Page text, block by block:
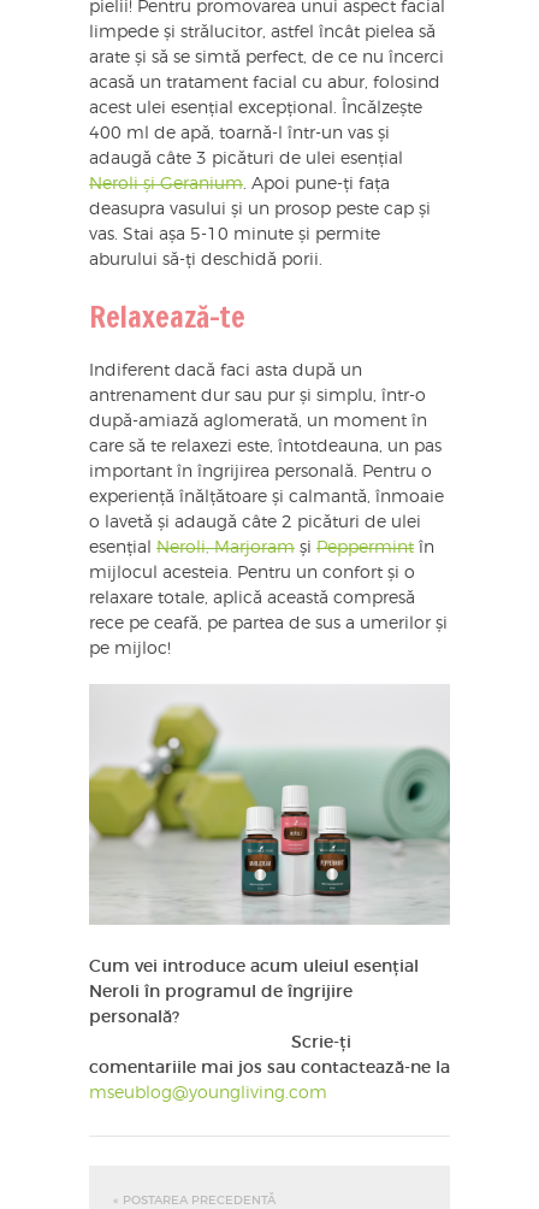
pielii! Pentru promovarea unui aspect facial
limpede și strălucitor, astfel încât pielea să
arate și să se simtă perfect, de ce nu încerci
acasă un tratament facial cu abur, folosind
acest ulei esențial excepțional. Încălzește
400 ml de apă, toarnă-l într-un vas și
adaugă câte 3 picături de ulei esențial
Neroli și Geranium. Apoi pune-ți fața
deasupra vasului și un prosop peste cap și
vas. Stai așa 5-10 minute și permite
aburului să-ți deschidă porii.
Relaxează-te
Indiferent dacă faci asta după un
antrenament dur sau pur și simplu, într-o
după-amiază aglomerată, un moment în
care să te relaxezi este, întotdeauna, un pas
important în îngrijirea personală. Pentru o
experiență înălțătoare și calmantă, înmoaie
o lavetă și adaugă câte 2 picături de ulei
esențial Neroli, Marjoram și Peppermint în
mijlocul acesteia. Pentru un confort și o
relaxare totale, aplică această compresă
rece pe ceafă, pe partea de sus a umerilor și
pe mijloc!
Cum vei introduce acum uleiul esențial
Neroli în programul de îngrijire
personală?
Scrie-ți
comentariile mai jos sau contactează-ne la
mseublog@youngliving.com
« POSTAREA PRECEDENTĂ